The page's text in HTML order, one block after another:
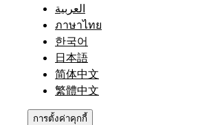
العربية
ภาษาไทย
한국어
日本語
简体中文
繁體中文
การตั้งค่าคุกกี้